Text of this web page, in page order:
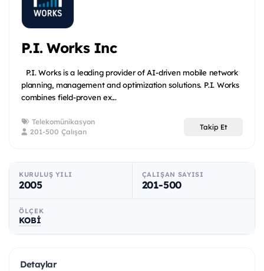
P.I. Works Inc
P.I. Works is a leading provider of AI-driven mobile network
planning, management and optimization solutions. P.I. Works
combines field-proven ex...
Telekomünikasyon
201-500 Çalışan
Takip Et
KURULUŞ YILI
2005
ÇALIŞAN SAYISI
201-500
ÖLÇEK
KOBİ
Detaylar